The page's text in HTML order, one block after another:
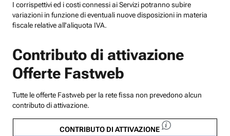
I corrispettivi ed i costi connessi ai Servizi potranno subire
variazioni in funzione di eventuali nuove disposizioni in materia
fiscale relative all'aliquota IVA.
Contributo di attivazione
Offerte Fastweb
Tutte le offerte Fastweb per la rete fissa non prevedono alcun
contributo di attivazione.
CONTRIBUTO DI ATTIVAZIONE